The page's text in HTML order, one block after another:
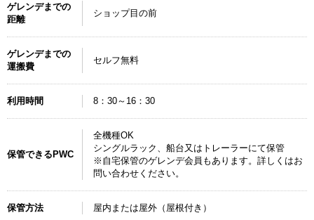
ゲレンデまでの
距離
ショップ目の前
ゲレンデまでの
運搬費
セルフ無料
利用時間 8：30～16：30
保管できるPWC
全機種OK
シングルラック、船台又はトレーラーにて保管
※自宅保管のゲレンデ会員もあります。詳しくはお
問い合わせください。
保管方法 屋内または屋外（屋根付き）